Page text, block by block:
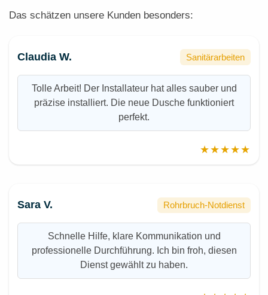
Das schätzen unsere Kunden besonders:
Claudia W. Sanitärarbeiten
Tolle Arbeit! Der Installateur hat alles sauber und
präzise installiert. Die neue Dusche funktioniert
perfekt.
★★★★★
Sara V. Rohrbruch-Notdienst
Schnelle Hilfe, klare Kommunikation und
professionelle Durchführung. Ich bin froh, diesen
Dienst gewählt zu haben.